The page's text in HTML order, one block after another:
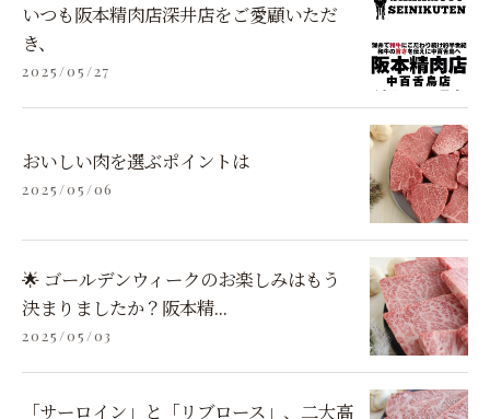
いつも阪本精肉店深井店をご愛顧いただ
き、
2025/05/27
おいしい肉を選ぶポイントは
2025/05/06
🌟 ゴールデンウィークのお楽しみはもう
決まりましたか？阪本精...
2025/05/03
「サーロイン」と「リブロース」、二大高